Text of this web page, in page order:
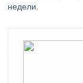
недели.